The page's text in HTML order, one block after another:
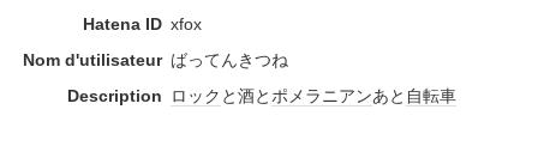
Hatena ID xfox
Nom d'utilisateur ばってんきつね
Description
ロック と酒とポメラニアンあと 自転車